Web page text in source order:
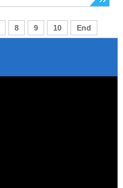
8 9 10 End